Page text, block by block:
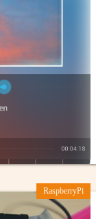
RaspberryPi